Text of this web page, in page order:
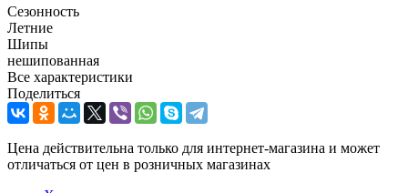
Сезонность
Летние
Шипы
нешипованная
Все характеристики
Поделиться
Цена действительна только для интернет-магазина и может
отличаться от цен в розничных магазинах